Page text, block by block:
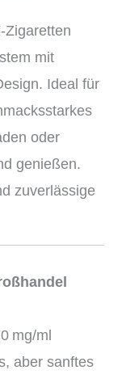
Zigaretten
mit
Ideal für
oder
genießen.
zuverlässige
mg/ml
aber sanftes